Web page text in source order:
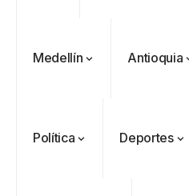
Medellín Antioquia
Política Deportes